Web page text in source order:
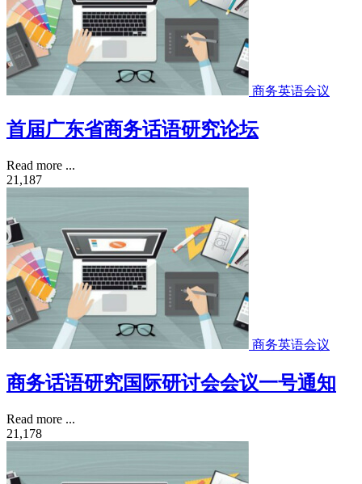
商务英语会议
首届广东省商务话语研究论坛
Read more ...
21,187
商务英语会议
商务话语研究国际研讨会会议一号通知
Read more ...
21,178